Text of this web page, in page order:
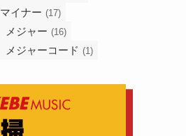
マイナー (17)
メジャー (16)
メジャーコード (1)